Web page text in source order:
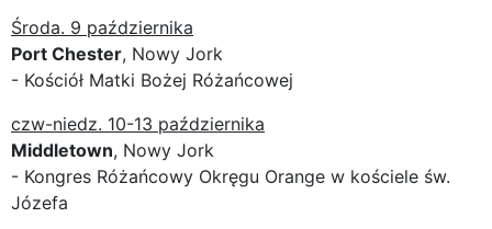
Środa. 9 października
Port Chester, Nowy Jork
- Kościół Matki Bożej Różańcowej
czw-niedz. 10-13 października
Middletown, Nowy Jork
- Kongres Różańcowy Okręgu Orange w kościele św.
Józefa